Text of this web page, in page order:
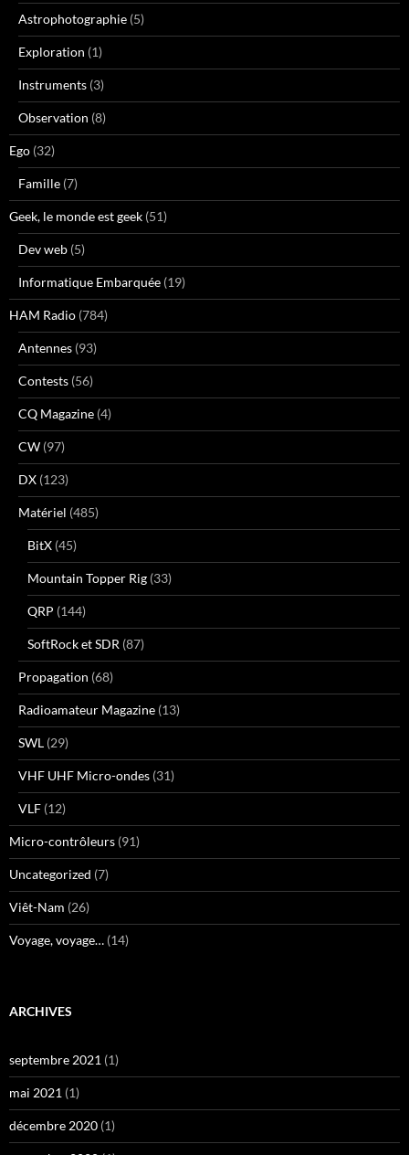
Astrophotographie (5)
Exploration (1)
Instruments (3)
Observation (8)
Ego (32)
Famille (7)
Geek, le monde est geek (51)
Dev web (5)
Informatique Embarquée (19)
HAM Radio (784)
Antennes (93)
Contests (56)
CQ Magazine (4)
CW (97)
DX (123)
Matériel (485)
BitX (45)
Mountain Topper Rig (33)
QRP (144)
SoftRock et SDR (87)
Propagation (68)
Radioamateur Magazine (13)
SWL (29)
VHF UHF Micro-ondes (31)
VLF (12)
Micro-contrôleurs (91)
Uncategorized (7)
Viêt-Nam (26)
Voyage, voyage… (14)
ARCHIVES
septembre 2021 (1)
mai 2021 (1)
décembre 2020 (1)